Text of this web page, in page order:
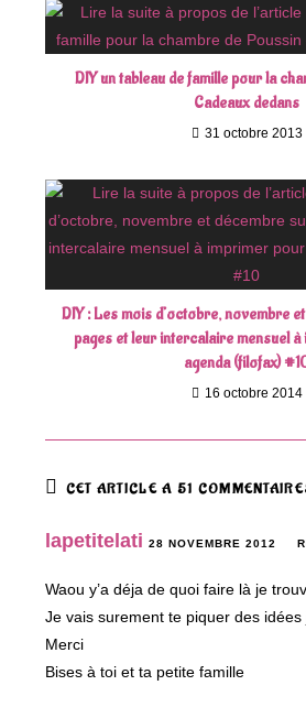
DIY un tableau de famille pour la
Cadeaux dedans
31 octobre 2013
DIY : Les mois d’octobre, novembre
pages et leur intercalaire mensuel
agenda (filofax)
16 octobre 2014
CET ARTICLE A 51
lapetitelati 28 NOVEMBRE 2012
Waou y’a déja de quoi faire là je
Je vais surement te piquer des idées
Merci
Bises à toi et ta petite famille